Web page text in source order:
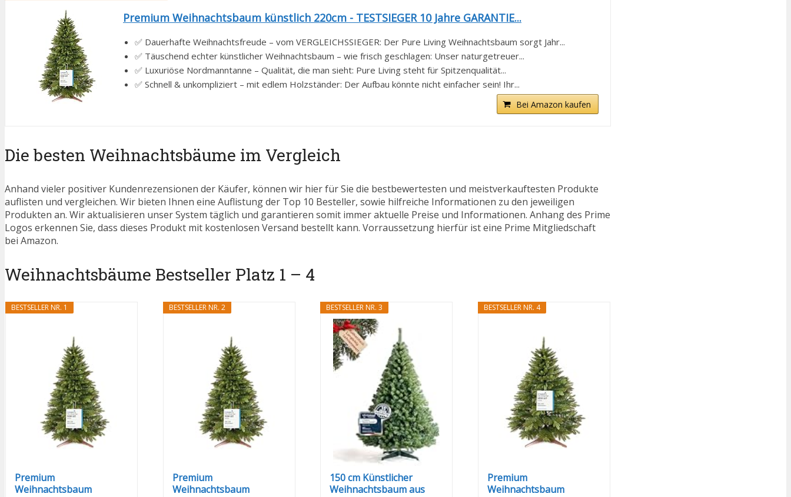
Premium Weihnachtsbaum künstlich 220cm - TESTSIEGER 10 Jahre GARANTIE...
✅ Dauerhafte Weihnachtsfreude – vom VERGLEICHSSIEGER: Der Pure Living Weihnachtsbaum sorgt Jahr...
✅ Täuschend echter künstlicher Weihnachtsbaum – wie frisch geschlagen: Unser naturgetreuer...
✅ Luxuriöse Nordmanntanne – Qualität, die man sieht: Pure Living steht für Spitzenqualität...
✅ Schnell & unkompliziert – mit edlem Holzständer: Der Aufbau könnte nicht einfacher sein! Ihr...
Bei Amazon kaufen
Die besten Weihnachtsbäume im Vergleich
Anhand vieler positiver Kundenrezensionen der Käufer, können wir hier für Sie die bestbewertesten und meistverkauftesten Produkte
auflisten und vergleichen. Wir bieten Ihnen eine Auflistung der Top 10 Besteller, sowie hilfreiche Informationen zu den jeweiligen
Produkten an. Wir aktualisieren unser System täglich und garantieren somit immer aktuelle Preise und Informationen. Anhang des Prime
Logos erkennen Sie, dass dieses Produkt mit kostenlosen Versand bestellt kann. Vorraussetzung hierfür ist eine Prime Mitgliedschaft
bei Amazon.
Weihnachtsbäume Bestseller Platz 1 – 4
BESTSELLER NR. 1
Premium
Weihnachtsbaum
BESTSELLER NR. 2
Premium
Weihnachtsbaum
BESTSELLER NR. 3
150 cm Künstlicher
Weihnachtsbaum aus
BESTSELLER NR. 4
Premium
Weihnachtsbaum